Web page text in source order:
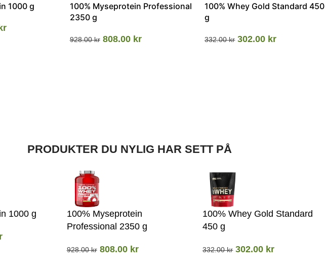
1000 g
100% Myseprotein Professional
2350 g
928.00kr 808.00 kr
100% Whey Gold Standard 450
g
332.00kr 302.00 kr
PRODUKTER DU NYLIG HAR SETT PÅ
1000 g
100% Myseprotein
Professional 2350 g
928.00kr 808.00 kr
100% Whey Gold Standard
450 g
332.00kr 302.00 kr